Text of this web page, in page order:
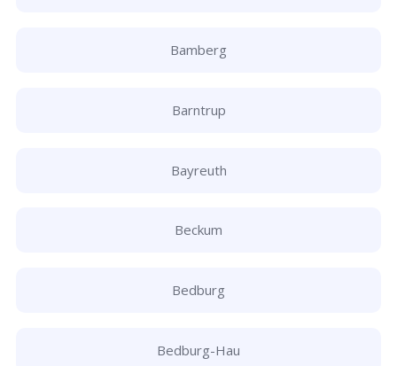
Bamberg
Barntrup
Bayreuth
Beckum
Bedburg
Bedburg-Hau